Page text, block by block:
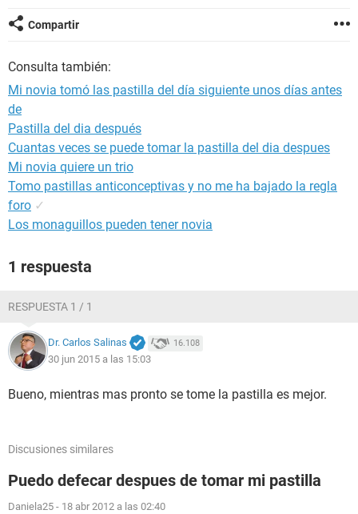
GLOSARIO
Compartir
Consulta también:
Mi novia tomó las pastilla del día siguiente unos días antes
de
Pastilla del dia después
Cuantas veces se puede tomar la pastilla del dia despues
Mi novia quiere un trio
Tomo pastillas anticonceptivas y no me ha bajado la regla
foro ✓
Los monaguillos pueden tener novia
1 respuesta
RESPUESTA 1 / 1
Dr. Carlos Salinas 16.108
30 jun 2015 a las 15:03
Bueno, mientras mas pronto se tome la pastilla es mejor.
Discusiones similares
Puedo defecar despues de tomar mi pastilla
Daniela25 - 18 abr 2012 a las 02:40